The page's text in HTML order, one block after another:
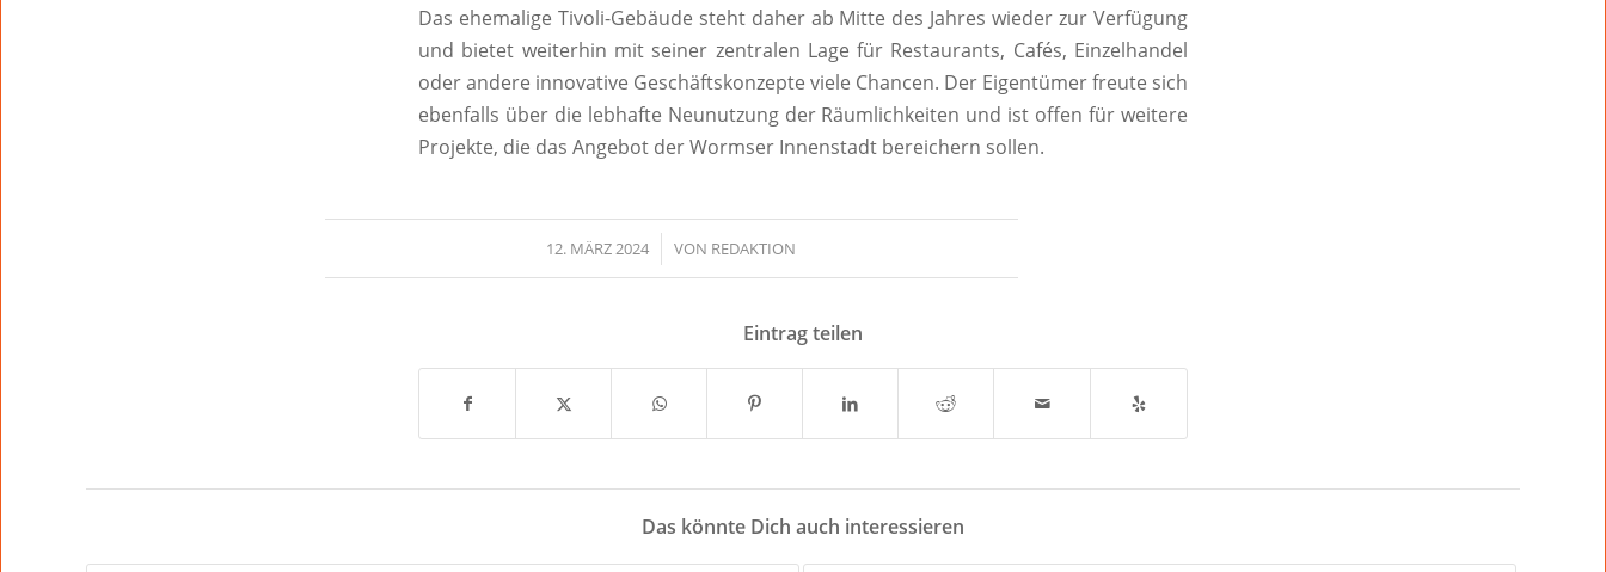
Das ehemalige Tivoli-Gebäude steht daher ab Mitte des Jahres wieder zur Verfügung
und bietet weiterhin mit seiner zentralen Lage für Restaurants, Cafés, Einzelhandel
oder andere innovative Geschäftskonzepte viele Chancen. Der Eigentümer freute sich
ebenfalls über die lebhafte Neunutzung der Räumlichkeiten und ist offen für weitere
Projekte, die das Angebot der Wormser Innenstadt bereichern sollen.
12. MÄRZ 2024
/ VON REDAKTION
Eintrag teilen
Das könnte Dich auch interessieren